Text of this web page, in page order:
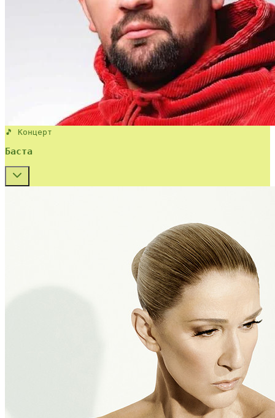
🎵 Концерт
Баста